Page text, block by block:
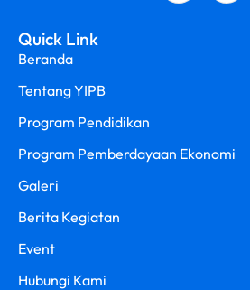
Quick Link
Beranda
Tentang YIPB
Program Pendidikan
Program Pemberdayaan Ekonomi
Galeri
Berita Kegiatan
Event
Hubungi Kami